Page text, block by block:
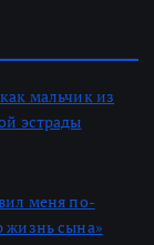
мальчик из
эстрады
меня по-
жизнь сына»